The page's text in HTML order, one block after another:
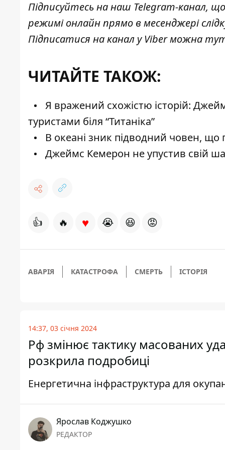
Підписуйтесь на наш Telegram-канал,
режимі онлайн прямо в месенджері
Підписатися на канал у Viber можна
ЧИТАЙТЕ ТАКОЖ:
Я вражений схожістю історій:
туристами біля “Титаніка”
В океані зник підводний човен, що
Джеймс Кемерон не упустив свій
👍 🔥 ♥ 😭 😆 😡
АВАРІЯ КАТАСТРОФА СМЕРТЬ ІСТОРІЯ
14:37, 03 січня 2024
Рф змінює тактику масованих
розкрила подробиці
Енергетична інфраструктура для
Ярослав Коджушко
РЕДАКТОР